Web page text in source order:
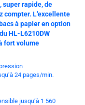
super rapide, de
compter. L’excellente
à papier en option
HL-L6210DW
fort volume
24 pages/min.
jusqu’à 1 560